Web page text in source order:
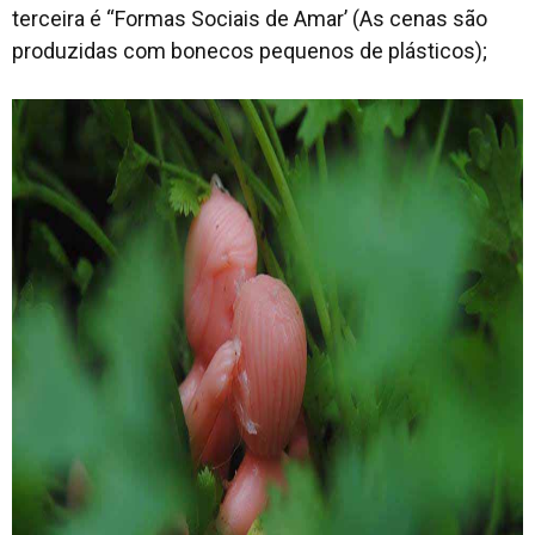
terceira é “Formas Sociais de Amar’ (As cenas são
produzidas com bonecos pequenos de plásticos);